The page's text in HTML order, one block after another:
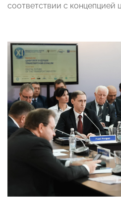
соответствии с концепцией